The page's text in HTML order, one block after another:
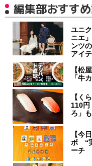
編集部おすす
ユニ
ニエ
ンツ
アイ
【松
「牛
【く
110
ろ」も
【今
ボ “
ーチ